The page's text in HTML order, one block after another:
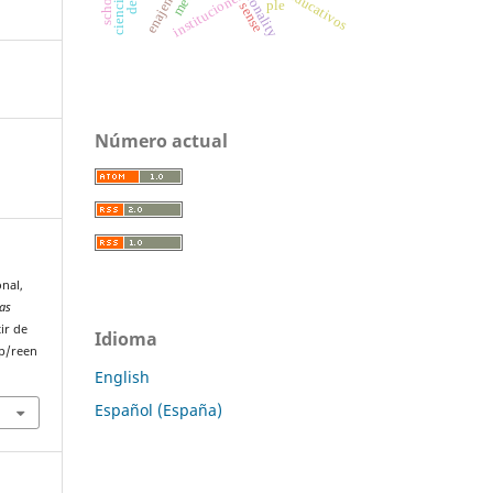
de
reen
instituciones ple
sense
Número actual
Idioma
English
Español (España)